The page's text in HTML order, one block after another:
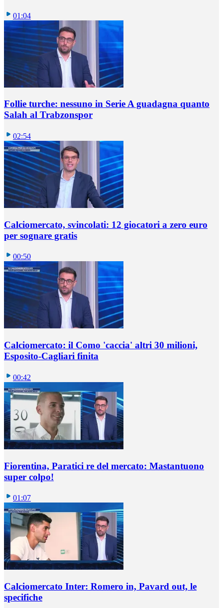
01:04
Follie turche: nessuno in Serie A guadagna quanto
Salah al Trabzonspor
02:54
Calciomercato, svincolati: 12 giocatori a zero euro
per sognare gratis
00:50
Calciomercato: il Como 'caccia' altri 30 milioni,
Esposito-Cagliari finita
00:42
Fiorentina, Paratici re del mercato: Mastantuono
super colpo!
01:07
Calciomercato Inter: Romero in, Pavard out, le
specifiche